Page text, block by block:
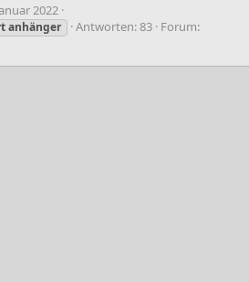
2022
anhänger Antworten: 83 Forum: